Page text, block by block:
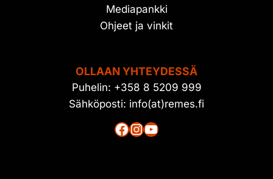
Mediapankki
Ohjeet ja vinkit
OLLAAN YHTEYDESSÄ
Puhelin: +358 8 5209 999
Sähköposti: info(at)remes.fi
Facebook
Instagram
YouTube